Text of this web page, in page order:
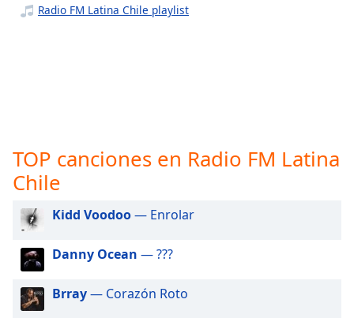
off,
selected
Track
in-
Picture
This
Radio FM Latina Chile playlist
TOP canciones en Radio FM Latina
Chile
Kidd Voodoo— Enrolar
Danny Ocean — ???
Brray— Corazón Roto